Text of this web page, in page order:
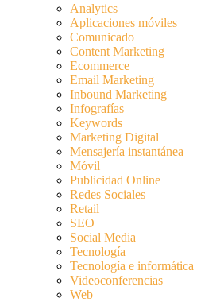
Analytics
Aplicaciones móviles
Comunicado
Content Marketing
Ecommerce
Email Marketing
Inbound Marketing
Infografías
Keywords
Marketing Digital
Mensajería instantánea
Móvil
Publicidad Online
Redes Sociales
Retail
SEO
Social Media
Tecnología
Tecnología e informática
Videoconferencias
Web